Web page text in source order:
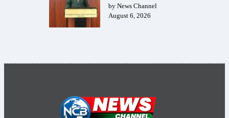
by News Channel
August 6, 2026